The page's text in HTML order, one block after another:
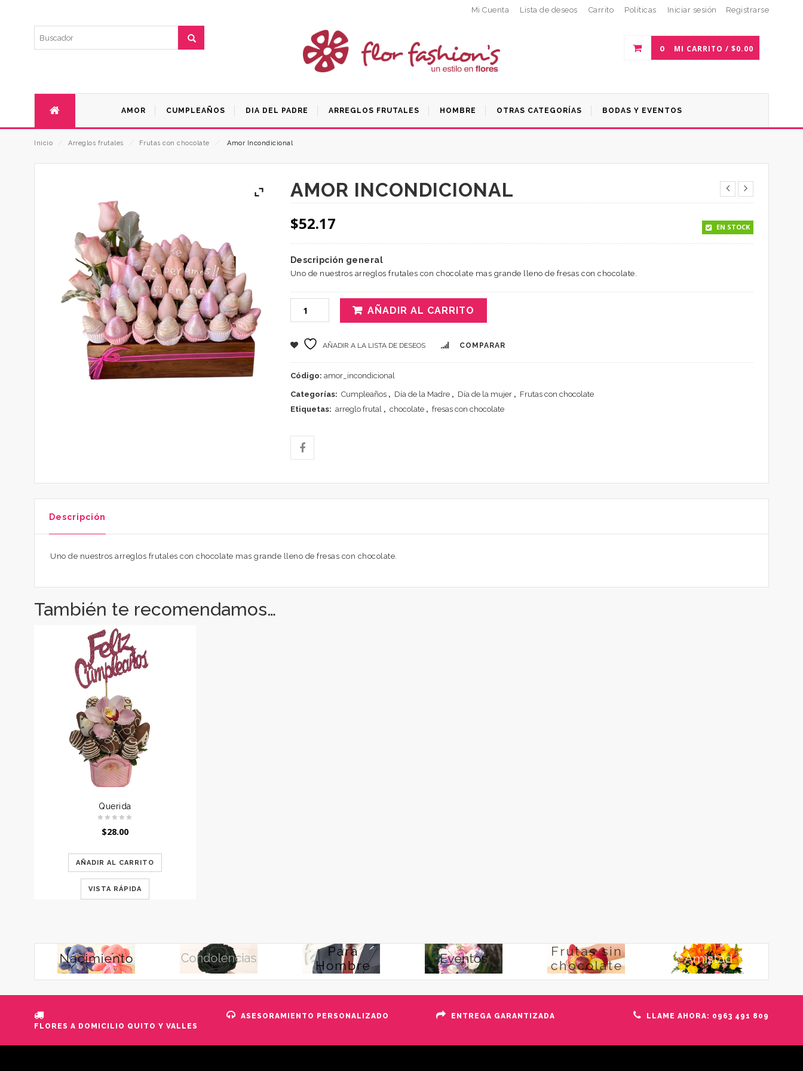
Mi Cuenta Lista de deseos Carrito Políticas Iniciar sesión Registrarse
0 MI CARRITO / $0.00
AMOR CUMPLEAÑOS DIA DEL PADRE ARREGLOS FRUTALES HOMBRE OTRAS CATEGORÍAS BODAS Y EVENTOS
Inicio Arreglos frutales Frutas con chocolate Amor Incondicional
AMOR INCONDICIONAL
$52.17 EN STOCK
Descripción general
Uno de nuestros arreglos frutales con chocolate mas grande lleno de fresas con chocolate.
AÑADIR AL CARRITO
AÑADIR A LA LISTA DE DESEOS COMPARAR
Código: amor_incondicional
Categorías: Cumpleaños , Día de la Madre , Día de la mujer , Frutas con chocolate
Etiquetas: arreglo frutal , chocolate , fresas con chocolate
Descripción
Uno de nuestros arreglos frutales con chocolate mas grande lleno de fresas con chocolate.
También te recomendamos…
Querida
$28.00
AÑADIR AL CARRITO
VISTA RÁPIDA
FLORES A DOMICILIO QUITO Y VALLES
ASESORAMIENTO PERSONALIZADO ENTREGA GARANTIZADA LLAME AHORA: 0963 491 809